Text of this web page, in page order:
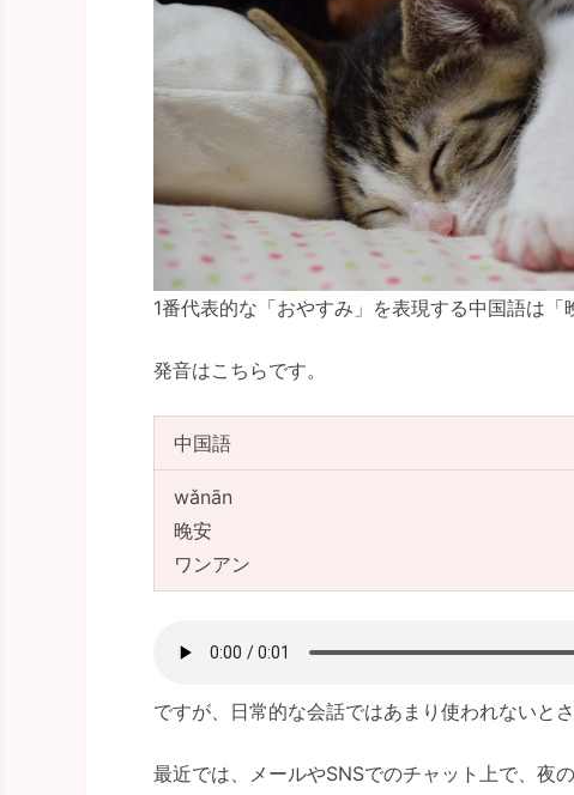
1番代表的な「おやすみ」を表現する中国語は「
発音はこちらです。
中国語
wǎnān
晚安
ワンアン
ですが、日常的な会話ではあまり使われないとさ
最近では、メールやSNSでのチャット上で、夜